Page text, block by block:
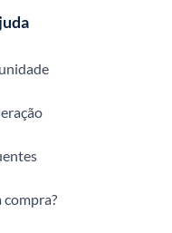
compra?